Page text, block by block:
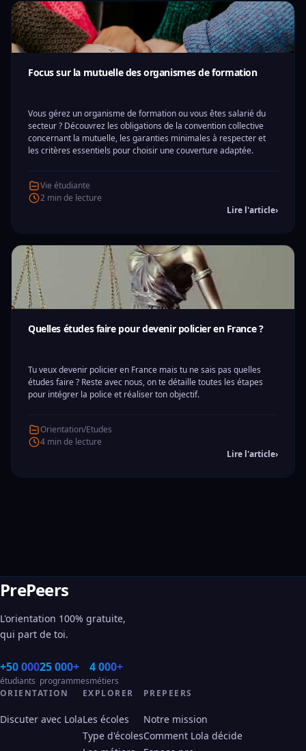
Focus sur la mutuelle des organismes de formation
Vous gérez un organisme de formation ou vous êtes salarié du
secteur ? Découvrez les obligations de la convention collective
concernant la mutuelle, les garanties minimales à respecter et
les critères essentiels pour choisir une couverture adaptée.
Vie étudiante
2 min de lecture
Lire l'article›
Quelles études faire pour devenir policier en France ?
Tu veux devenir policier en France mais tu ne sais pas quelles
études faire ? Reste avec nous, on te détaille toutes les étapes
pour intégrer la police et réaliser ton objectif.
Orientation/Etudes
4 min de lecture
Lire l'article›
PrePeers
L'orientation 100% gratuite,
qui part de toi.
+50 000
étudiants
25 000+
programmes
4 000+
métiers
ORIENTATION
Discuter avec Lola
EXPLORER
Les écoles
Type d'écoles
PREPEERS
Notre mission
Comment Lola décide